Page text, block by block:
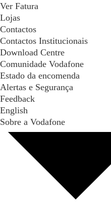
Ver Fatura
Lojas
Contactos
Contactos Institucionais
Download Centre
Comunidade Vodafone
Estado da encomenda
Alertas e Segurança
Feedback
English
Sobre a Vodafone